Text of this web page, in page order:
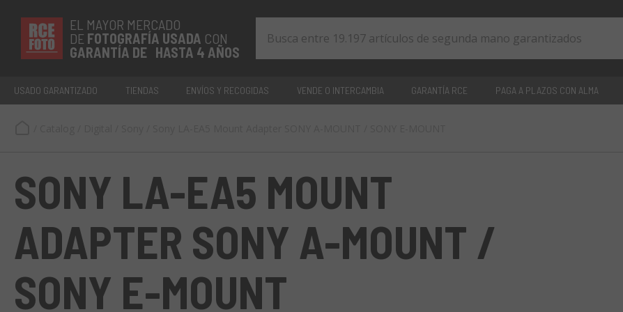
EL MAYOR MERCADO
DE FOTOGRAFÍA USADA CON
GARANTÍA DE HASTA 4 AÑOS
USADO GARANTIZADO TIENDAS ENVÍOS Y RECOGIDAS VENDE O INTERCAMBIA GARANTÍA RCE PAGA A PLAZOS CON ALMA
SONY LA-EA5 MOUNT
ADAPTER SONY A-MOUNT /
SONY E-MOUNT